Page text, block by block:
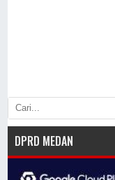
DPRD MEDAN